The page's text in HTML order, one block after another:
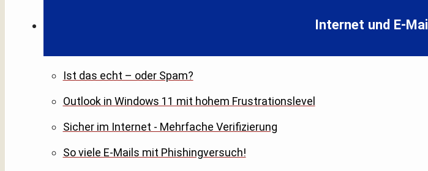
Internet und E-Mail
Ist das echt – oder Spam?
Outlook in Windows 11 mit hohem Frustrationslevel
Sicher im Internet - Mehrfache Verifizierung
So viele E-Mails mit Phishingversuch!